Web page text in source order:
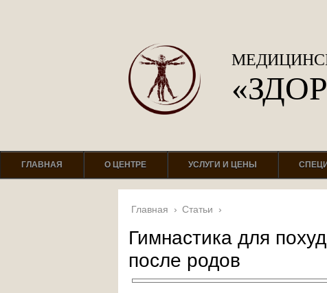
ГЛАВНАЯ О ЦЕНТРЕ УСЛУГИ И ЦЕНЫ
Главная › Статьи ›
Гимнастика для
после родов